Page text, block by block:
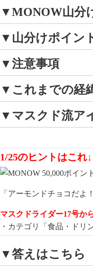
▼MONOW山分
▼山分けポイン
▼注意事項
▼これまでの経
▼マスクド流ア
1/25のヒントはこれ
「アーモンドチョコだよ！
マスクドライダー17号か
・カテゴリ「食品・ドリ
▼答えはこちら